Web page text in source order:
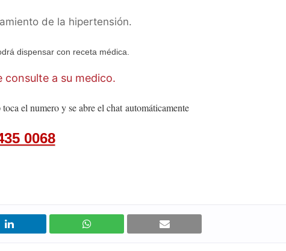
de la hipertensión.
dispensar con receta médica.
consulte a su medico.
el numero y se abre el chatautomáticamente
0068